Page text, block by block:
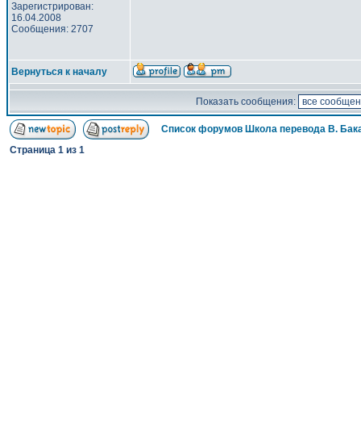
Зарегистрирован:
16.04.2008
Сообщения: 2707
Вернуться к началу
Показать сообщения:
Список форумов Школа перевода В.
Страница 1 из 1